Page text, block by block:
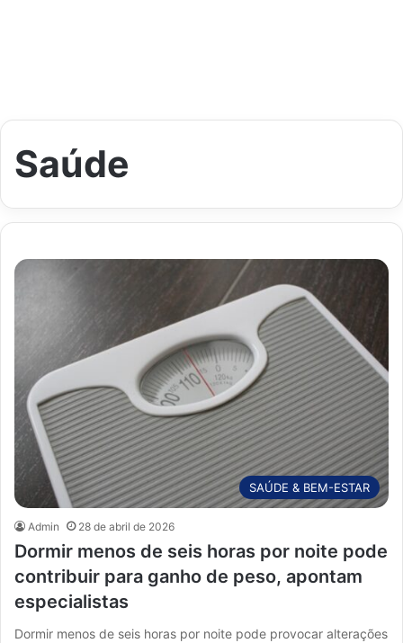
Saúde
SAÚDE & BEM-ESTAR
Admin 28 de abril de 2026
Dormir menos de seis horas por noite pode
contribuir para ganho de peso, apontam
especialistas
Dormir menos de seis horas por noite pode provocar alterações